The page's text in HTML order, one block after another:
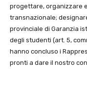
progettare, organizzare
transnazionale;
provinciale di Garanzia
degli studenti (art. 5,
hanno concluso i
pronti a dare il nostro